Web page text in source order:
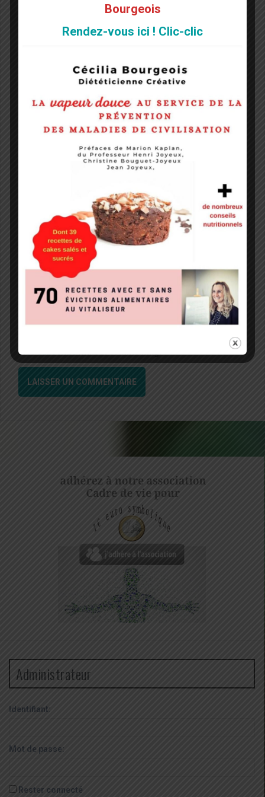
Laisser un commentaire
obligatoires sont indiqués avec*
E-mail*
Site web
Notify me of followup comments via e-mail. You can
also
Administrateur
Identifiant:
Mot de passe:
Rester connecté
Bourgeois
Rendez-vous ici ! Clic-clic